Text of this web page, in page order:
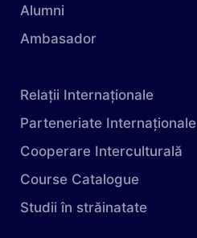
Alumni
Ambasador
Relații Internaționale
Parteneriate Internaționale
Cooperare Interculturală
Course Catalogue
Studii în străinatate